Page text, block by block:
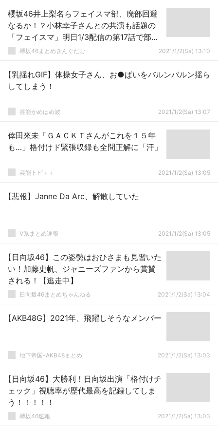
櫻坂46井上梨名らフェイスマ部、廃部回避
なるか！？小林幸子さんとの共演も話題の
「フェイスマ」明日1/3配信の第17話で部活
存続可否が決定
欅坂46まとめきんぐだむ 2021/1/2(Sa) 13:10
【乳揺れGIF】体操女子さん、お●ぱいをバルンバルン揺ら
してしまう！
芸能かめはめ波 2021/1/2(Sa) 13:07
倖田來未「ＧＡＣＫＴさんがこれを１５年
も…」格付けド緊張収録も全問正解に「汗」
芸能トピ＋＋ 2021/1/2(Sa) 13:05
【悲報】Janne Da Arc、解散していた
V系まとめ速報 2021/1/2(Sa) 13:05
【日向坂46】この姿勢はおひさまも見習いた
い！加藤史帆、ジャニーズファンから賞賛
される！【逃走中】
日向坂46まとめちゃんねる 2021/1/2(Sa) 13:04
【AKB48G】2021年、飛躍しそうなメンバー
地下帝国-AKB48まとめ 2021/1/2(Sa) 13:03
【日向坂46】大勝利！日向坂出演「格付けチ
ェック」視聴率が歴代最高を記録してしま
う！！！！！
欅坂46速報 2021/1/2(Sa) 13:03